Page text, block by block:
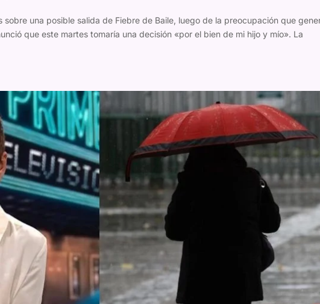
sobre una posible salida de Fiebre de Baile, luego de la preocupación que
que este martes tomaría una decisión «por el bien de mi hijo y mío». La